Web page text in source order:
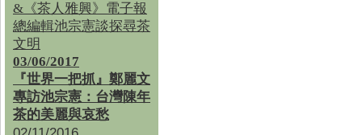
&《茶人雅興》電子報
總編輯池宗憲談探尋茶
文明
03/06/2017
『世界一把抓』鄭麗文
專訪池宗憲：台灣陳年
茶的美麗與哀愁